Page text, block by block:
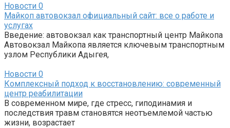
Новости 0
Майкоп автовокзал официальный сайт: все о работе и
услугах
Введение: автовокзал как транспортный центр Майкопа
Автовокзал Майкопа является ключевым транспортным
узлом Республики Адыгея,
Новости 0
Комплексный подход к восстановлению: современный
центр реабилитации
В современном мире, где стресс, гиподинамия и
последствия травм становятся неотъемлемой частью
жизни, возрастает